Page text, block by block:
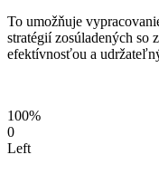
To umožňuje
stratégií zosúladených so
efektívnosťou a
100%
0
Left